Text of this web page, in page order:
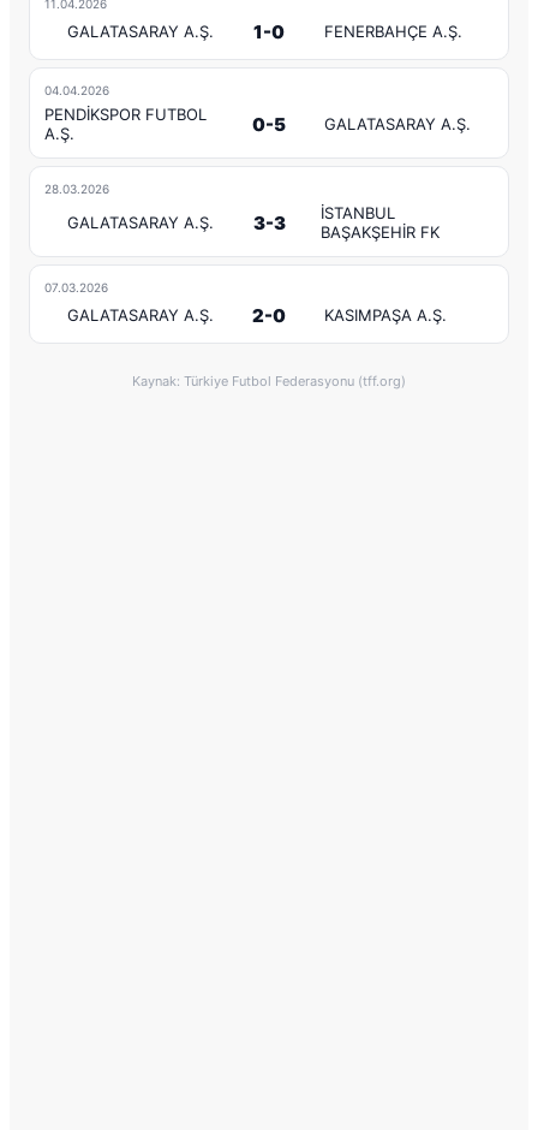
11.04.2026
GALATASARAY A.Ş. 1-0 FENERBAHÇE A.Ş.
04.04.2026
PENDİKSPOR FUTBOL
A.Ş.
0-5 GALATASARAY A.Ş.
28.03.2026
GALATASARAY A.Ş. 3-3
İSTANBUL
BAŞAKŞEHİR FK
07.03.2026
GALATASARAY A.Ş. 2-0 KASIMPAŞA A.Ş.
Kaynak: Türkiye Futbol Federasyonu (tff.org)